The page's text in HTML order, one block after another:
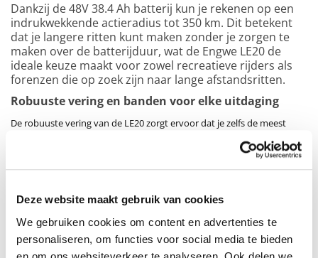
Deze website maakt gebruik van cookies
We gebruiken cookies om content en advertenties te
personaliseren, om functies voor social media te bieden
Dankzij de 48V 38.4 Ah batterij kun je rekenen op een
indrukwekkende actieradius tot 350 km. Dit betekent
dat je langere ritten kunt maken zonder je zorgen te
maken over de batterijduur, wat de Engwe LE20 de
ideale keuze maakt voor zowel recreatieve rijders als
forenzen die op zoek zijn naar lange afstandsritten.
Robuuste vering en banden voor elke uitdaging
De robuuste vering van de LE20 zorgt ervoor dat je zelfs de meest
oneffen oppervlakken comfortabel kunt doorkruisen. Samen met de
lekbestendige banden ben je verzekerd van een soepele rit, ongeacht
de omstandigheden. Of je nu door modderige paden, zand of grind
Hydraulische schijfremmen en richtingaanwijzers
voor veiligheid
Veiligheid staat voorop bij de Engwe LE20. De hydraulische